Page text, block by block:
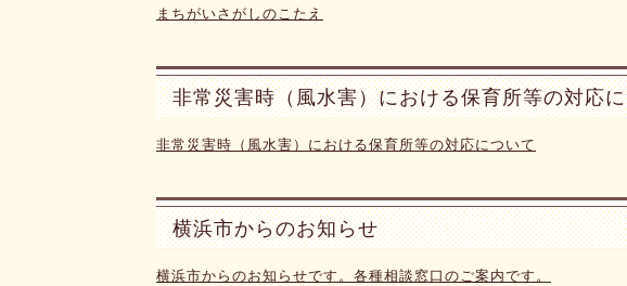
まちがいさがしのこたえ
非常災害時（風水害）における保育所等の対応
非常災害時（風水害）における保育所等の対応について
横浜市からのお知らせ
横浜市からのお知らせです。各種相談窓口のご案内です。